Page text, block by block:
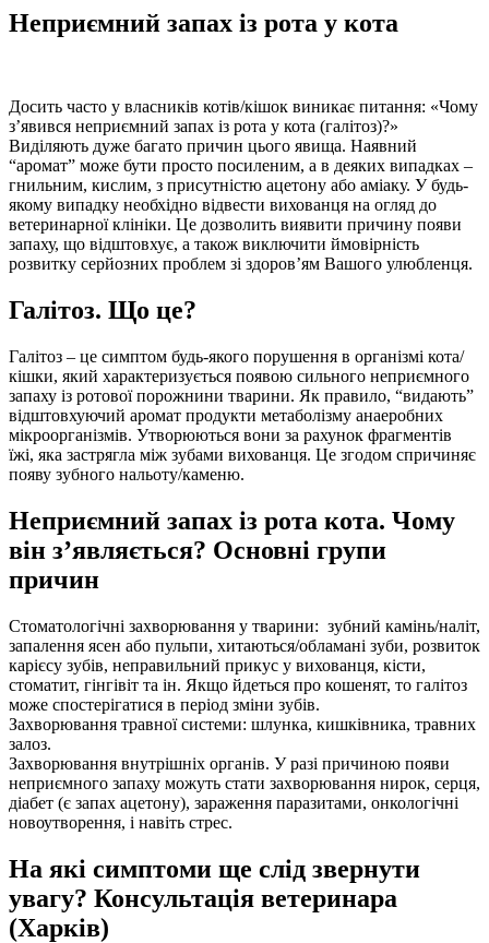
Неприємний запах із рота у кота
Досить часто у власників котів/кішок виникає питання: «Чому
з’явився неприємний запах із рота у кота (галітоз)?»
Виділяють дуже багато причин цього явища. Наявний
“аромат” може бути просто посиленим, а в деяких випадках –
гнильним, кислим, з присутністю ацетону або аміаку. У будь-
якому випадку необхідно відвести вихованця на огляд до
ветеринарної клініки. Це дозволить виявити причину появи
запаху, що відштовхує, а також виключити ймовірність
розвитку серйозних проблем зі здоров’ям Вашого улюбленця.
Галітоз. Що це?
Галітоз – це симптом будь-якого порушення в організмі кота/
кішки, який характеризується появою сильного неприємного
запаху із ротової порожнини тварини. Як правило, “видають”
відштовхуючий аромат продукти метаболізму анаеробних
мікроорганізмів. Утворюються вони за рахунок фрагментів
їжі, яка застрягла між зубами вихованця. Це згодом спричиняє
появу зубного нальоту/каменю.
Неприємний запах із рота кота. Чому
він з’являється? Основні групи
причин
Стоматологічні захворювання у тварини: зубний камінь/наліт,
запалення ясен або пульпи, хитаються/обламані зуби, розвиток
карієсу зубів, неправильний прикус у вихованця, кісти,
стоматит, гінгівіт та ін. Якщо йдеться про кошенят, то галітоз
може спостерігатися в період зміни зубів.
Захворювання травної системи: шлунка, кишківника, травних
залоз.
Захворювання внутрішніх органів. У разі причиною появи
неприємного запаху можуть стати захворювання нирок, серця,
діабет (є запах ацетону), зараження паразитами, онкологічні
новоутворення, і навіть стрес.
На які симптоми ще слід звернути
увагу? Консультація ветеринара
(Харків)